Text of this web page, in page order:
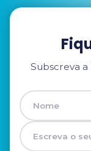
Subscreva a